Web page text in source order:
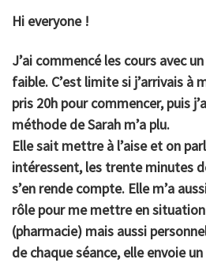
Hi everyone !
J’ai commencé les cours avec
faible. C’est limite si j’arrivais à
pris 20h pour commencer, puis
méthode de Sarah m’a plu.
Elle sait mettre à l’aise et on
intéressent, les trente minutes
s’en rende compte. Elle m’a
rôle pour me mettre en
(pharmacie) mais aussi
de chaque séance, elle envoie